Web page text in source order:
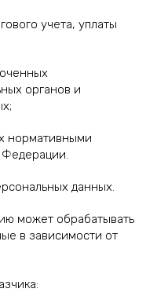
учета, уплаты
органов и
нормативными
данных.
может обрабатывать
в зависимости от